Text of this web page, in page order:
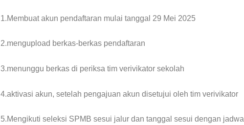
1.Membuat akun pendaftaran mulai tanggal 29 Mei 2025
2.mengupload berkas-berkas pendaftaran
3.menunggu berkas di periksa tim verivikator sekolah
4.aktivasi akun, setelah pengajuan akun disetujui oleh tim verivikator
5.Mengikuti seleksi SPMB sesui jalur dan tanggal sesui dengan jadwal